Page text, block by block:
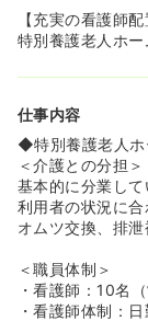
【充実の看護師
特別養護老人ホー
仕事内容
◆特別養護老人ホ
＜介護との分担＞
基本的に分業して
利用者の状況に
オムツ交換、排
＜職員体制＞
・看護師：10名
・看護師体制：